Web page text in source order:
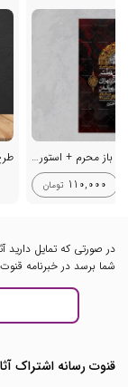
اطلاعیه با کیفیت لایه باز محرم + استوری لایه باز محرم
110,000 تومان
در صورتی که تمایل دارید
شما برسد در خبرنامه
قنوت رسانه اشتراک